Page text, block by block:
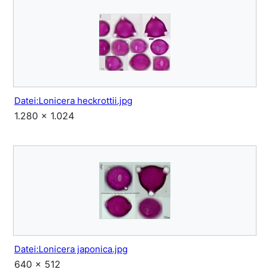
Datei:Lonicera heckrottii.jpg
1.280 × 1.024
Datei:Lonicera japonica.jpg
640 × 512